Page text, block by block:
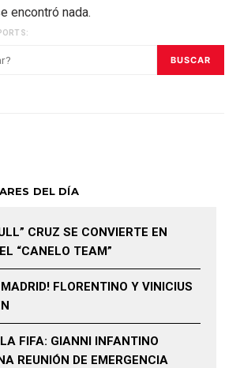
encontró nada.
BUSCAR
DEL DÍA
CRUZ SE CONVIERTE EN
“CANELO TEAM”
MADRID! FLORENTINO Y VINICIUS
FIFA: GIANNI INFANTINO
REUNIÓN DE EMERGENCIA